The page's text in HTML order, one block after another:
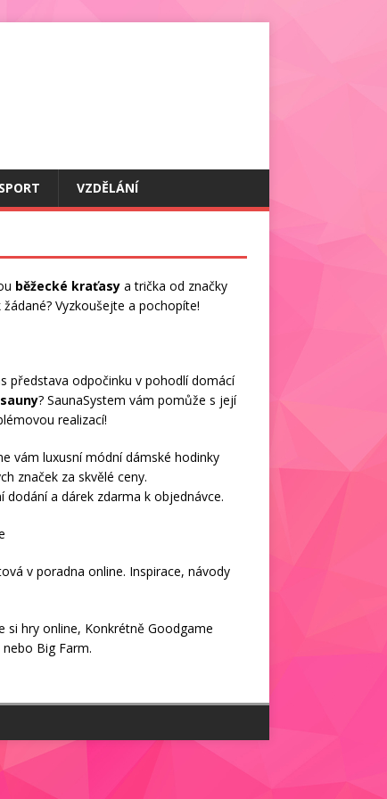
SPORT VZDĚLÁNÍ
běžecké kraťasya trička od značky
žádané? Vyzkoušejte a pochopíte!
představa odpočinku v pohodlí domácí
? SaunaSystem vám pomůže s její
realizací!
vám luxusní módnídámské hodinky
značek za skvělé ceny.
dodání a dárek zdarma k objednávce.
v poradna online. Inspirace, návody
si hry online, Konkrétně Goodgame
nebo Big Farm.